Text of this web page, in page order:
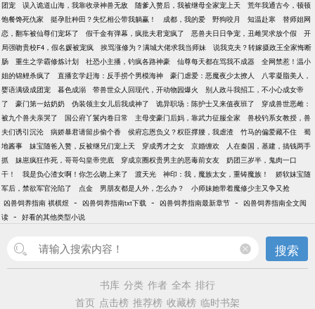
团宠
误入诡道山海，我靠收录神兽无敌 随爹入赘后，我被继母全家宠上天
荒年我通古今，顿顿
饱餐馋死仇家
挺孕肚种田？失忆相公带我躺赢！ 成都，我的爱 野狗咬月 知温赴寒
替师姐网
恋，翻车被仙尊们宠坏了
假千金有弹幕，疯批夫君宠疯了 恶兽夫日日争宠，丑雌哭求放个假
开
局强吻贵校F4，假名媛被宠疯
挨骂涨修为？满城大佬求我当师妹
说我克夫？转嫁摄政王全家悔断
肠
重生之学霸修炼计划 社恐小主播，钓疯各路神豪 仙尊每天都在骂我不成器
全网禁惹！温小
姐的锦鲤杀疯了
直播玄学赶海：反手捞个男模海神 豪门虐爱：恶魔夜少太撩人
八零凝脂美人，
婴语满级成团宠
暮色成溺 带兽世众人回现代，开动物园爆火
别人政斗我招工，不小心成女帝
了
豪门第一姑奶奶 伪装领主女儿后我成神了 诡异职场：陈护士又来值夜班了
穿成兽世恶雌：
被九个兽夫亲哭了
国公府丫鬟内卷日常 主母变豪门后妈，靠武力征服全家
兽校钓系女教授，兽
夫们诱引沉沦
病娇暴君请留步偷个香 侯府忘恩负义？权臣撑腰，我虐渣 竹马的偏爱藏不住
蜀
地酱事
妹宝随爸入赘，反被继兄们宠上天 穿成秀才之女 京婚缠欢
人在秦国，基建，搞钱两手
抓
妹崽疯狂作死，哥哥勾皇帝兜底 穿成京圈权贵男主的恶毒前女友
奶团三岁半，鬼肉一口
干！
我是负心渣女啊！你怎么吻上来了 渡天光 神印：我，魔族太女，重铸魔族！
娇软妹宝随
军后，禁欲军官沦陷了
点金 男朋友都是人外，怎么办？
小师妹她带着魔修少主又争又抢
凶兽饲养指南 祺棋煜 - 凶兽饲养指南txt下载 - 凶兽饲养指南最新章节 - 凶兽饲养指南全文阅
读 - 好看的其他类型小说
搜索
书库 分类 作者 全本 排行
首页 点击榜 推荐榜 收藏榜 临时书架